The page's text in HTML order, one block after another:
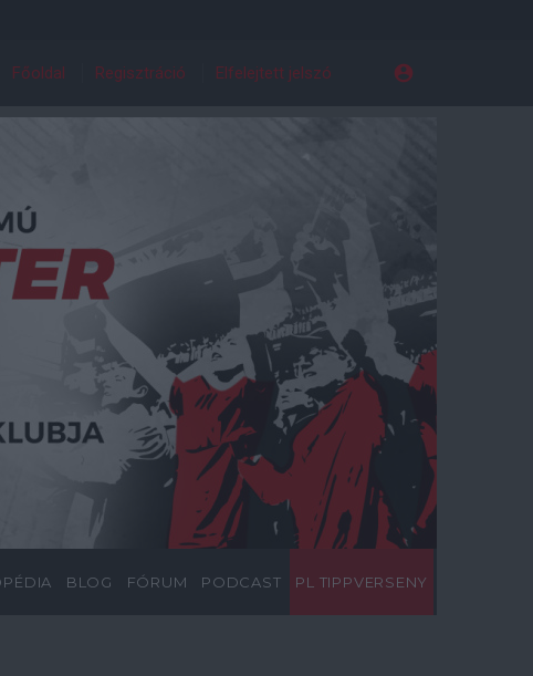
Főoldal Regisztráció Elfelejtett jelszó
BLOG FÓRUM PODCAST PL TIPPVERSENY